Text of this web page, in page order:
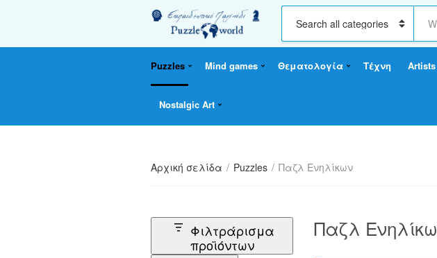
a
t
e
y
a
m
S
a
c
x
Puzzles Mind games Θεματολογία Τέχνη
Nostalgic Art
Αρχική σελίδα / Puzzles / Παζλ Ενηλίκων
Παζλ
Φιλτράρισμα
προϊόντων